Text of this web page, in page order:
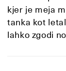
kjer je meja
tanka kot
lahko zgodi